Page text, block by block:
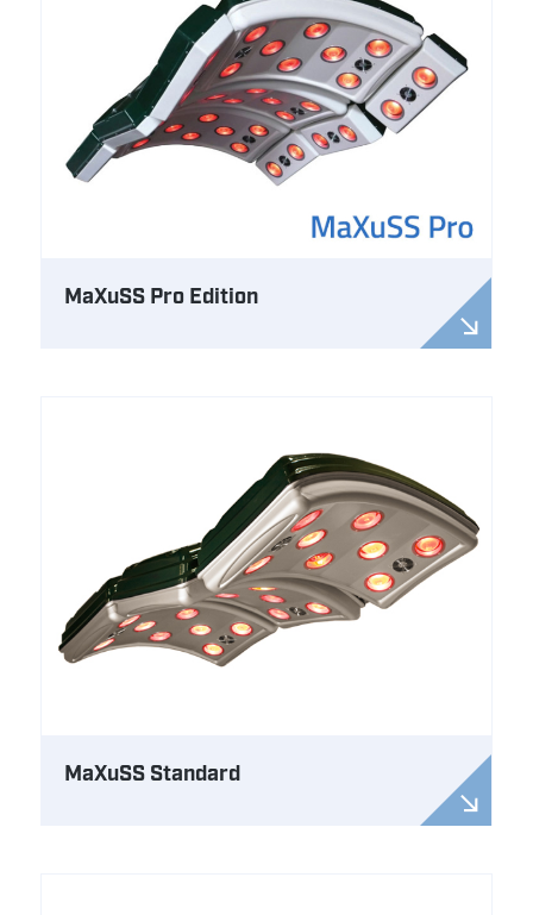
MaXuSS Pro Edition
MaXuSS Standard